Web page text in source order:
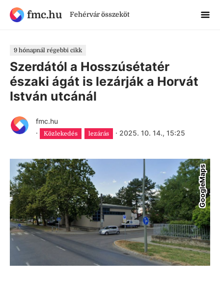
fmc.hu Fehérvár összeköt
9 hónapnál régebbi cikk
Szerdától a Hosszúsétatér
északi ágát is lezárják a Horvát
István utcánál
fmc.hu
·
Közlekedés lezárás · 2025. 10. 14., 15:25
GoogleMaps